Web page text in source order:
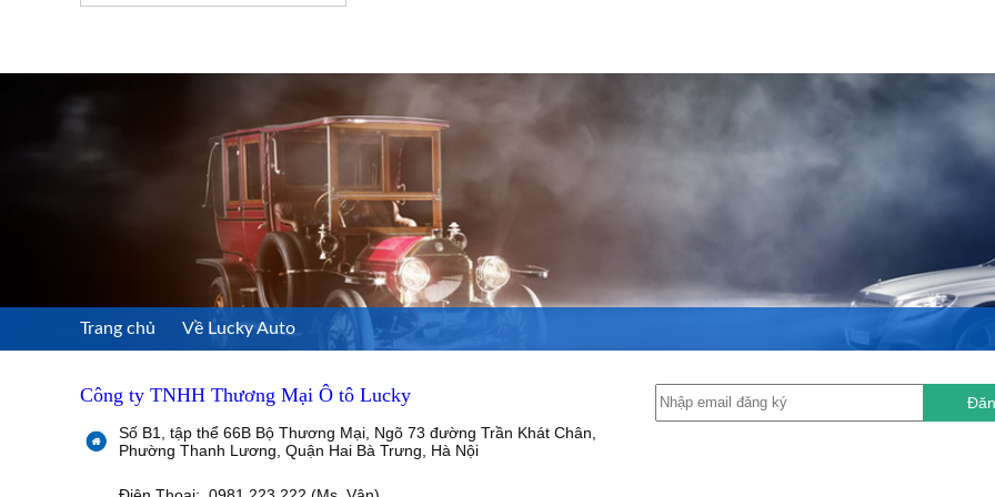
Trang chủ Về Lucky Auto
Công ty TNHH Thương Mại Ô tô Lucky
Số B1, tập thể 66B Bộ Thương Mại, Ngõ 73 đường Trần Khát Chân,
Phường Thanh Lương, Quận Hai Bà Trưng, Hà Nội